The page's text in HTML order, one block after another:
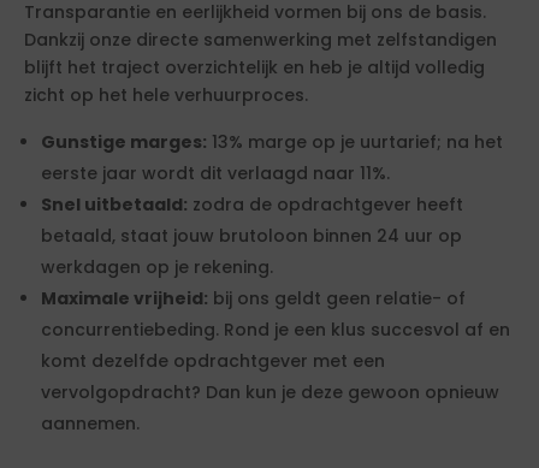
Transparantie en eerlijkheid vormen bij ons de basis.
Dankzij onze directe samenwerking met zelfstandigen
blijft het traject overzichtelijk en heb je altijd volledig
zicht op het hele verhuurproces.
Gunstige marges: 13% marge op je uurtarief; na het
eerste jaar wordt dit verlaagd naar 11%.
Snel uitbetaald: zodra de opdrachtgever heeft
betaald, staat jouw brutoloon binnen 24 uur op
werkdagen op je rekening.
Maximale vrijheid: bij ons geldt geen relatie- of
concurrentiebeding. Rond je een klus succesvol af en
komt dezelfde opdrachtgever met een
vervolgopdracht? Dan kun je deze gewoon opnieuw
aannemen.